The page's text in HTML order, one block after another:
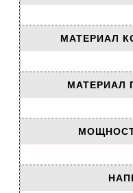
МАТЕРИАЛ
МАТЕРИАЛ